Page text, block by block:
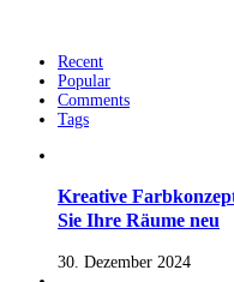
Recent
Popular
Comments
Tags
Kreative
Sie Ihre Räume neu
30. Dezember 2024